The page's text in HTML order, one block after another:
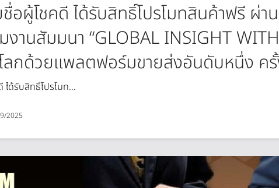
ชื่อผู้โชคดี ได้รับสิทธิ์โปรโมทสินค้าฟรี ผ่
งานสัมมนา “GLOBAL INSIGHT
ลกด้วยแพลตฟอร์มขายส่งอันดับหนึ่ง ค
ได้รับสิทธิ์โปรโมท…
2025